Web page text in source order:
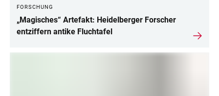
FORSCHUNG
„Magisches“ Artefakt: Heidelberger Forscher
entziffern antike Fluchtafel